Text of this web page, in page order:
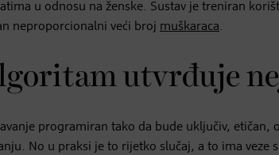
u odnosu na ženske. Sustav je treniran
neproporcionalni veći broj muškaraca.
utvrđuje
programiran tako da bude uključiv,
No u praksi je to rijetko slučaj, a to ima veze